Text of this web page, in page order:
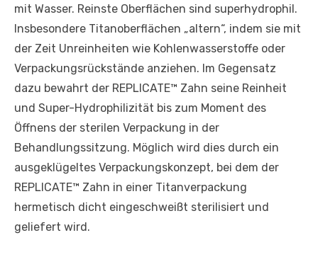
mit Wasser. Reinste Oberflächen sind superhydrophil.
Insbesondere Titanoberflächen „altern“, indem sie mit
der Zeit Unreinheiten wie Kohlenwasserstoffe oder
Verpackungsrückstände anziehen. Im Gegensatz
dazu bewahrt der REPLICATE™ Zahn seine Reinheit
und Super-Hydrophilizität bis zum Moment des
Öffnens der sterilen Verpackung in der
Behandlungssitzung. Möglich wird dies durch ein
ausgeklügeltes Verpackungskonzept, bei dem der
REPLICATE™ Zahn in einer Titanverpackung
hermetisch dicht eingeschweißt sterilisiert und
geliefert wird.